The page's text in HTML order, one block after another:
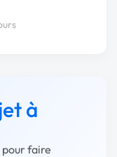
à
pour faire